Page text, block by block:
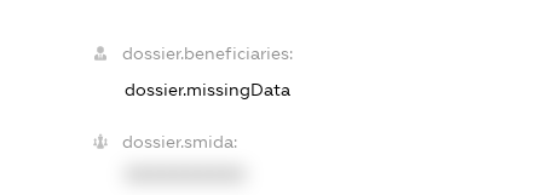
dossier.beneficiaries:
dossier.missingData
dossier.smida: